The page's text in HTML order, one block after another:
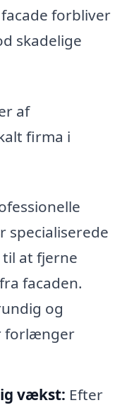
forbliver
skadelige
af
firma i
specialiserede
at fjerne
facaden.
og
forlænger
vækst: Efter